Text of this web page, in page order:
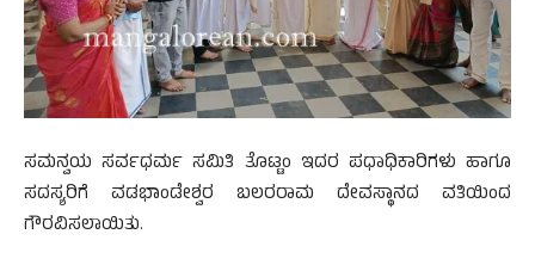
ಸಮನ್ವಯ ಸರ್ವಧರ್ಮ ಸಮಿತಿ ತೊಟ್ಟಂ ಇದರ ಪಧಾಧಿಕಾರಿಗಳು ಹಾಗೂ
ಸದಸ್ಯರಿಗೆ ವಡಭಾಂಡೇಶ್ವರ ಬಲರರಾಮ ದೇವಸ್ಥಾನದ ವತಿಯಿಂದ
ಗೌರವಿಸಲಾಯಿತು.